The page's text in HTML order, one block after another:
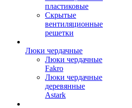
пластиковые
Скрытые
вентиляционные
решетки
Люки чердачные
Люки чердачные
Fakro
Люки чердачные
деревянные
Astark